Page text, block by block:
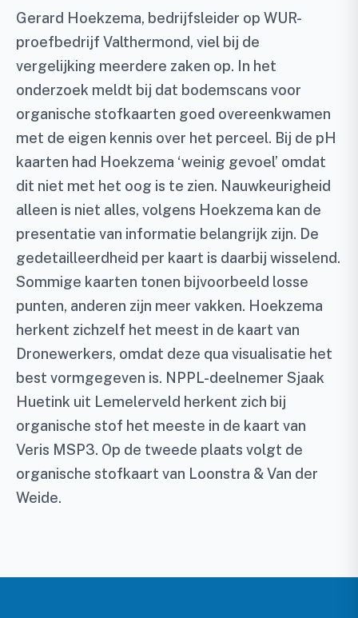
Gerard Hoekzema, bedrijfsleider op WUR-
proefbedrijf Valthermond, viel bij de
vergelijking meerdere zaken op. In het
onderzoek meldt bij dat bodemscans voor
organische stofkaarten goed overeenkwamen
met de eigen kennis over het perceel. Bij de pH
kaarten had Hoekzema ‘weinig gevoel’ omdat
dit niet met het oog is te zien. Nauwkeurigheid
alleen is niet alles, volgens Hoekzema kan de
presentatie van informatie belangrijk zijn. De
gedetailleerdheid per kaart is daarbij wisselend.
Sommige kaarten tonen bijvoorbeeld losse
punten, anderen zijn meer vakken. Hoekzema
herkent zichzelf het meest in de kaart van
Dronewerkers, omdat deze qua visualisatie het
best vormgegeven is. NPPL-deelnemer Sjaak
Huetink uit Lemelerveld herkent zich bij
organische stof het meeste in de kaart van
Veris MSP3. Op de tweede plaats volgt de
organische stofkaart van Loonstra & Van der
Weide.